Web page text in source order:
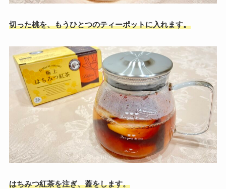
切った桃を、もうひとつのティーポットに入れます。
はちみつ紅茶を注ぎ、蓋をします。